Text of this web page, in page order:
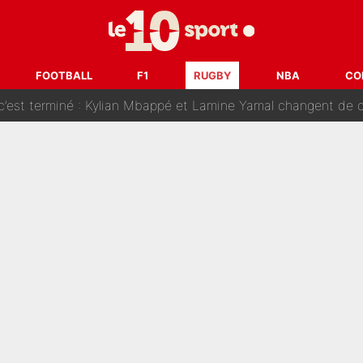
FOOTBALL F1 RUGBY NBA
Gianni Infantino ? «Il serait un mauvais président», le patron
prêt à l’écarter au PSG, la décision qui va accélérer son
: Kylian Mbappé et Lamine Yamal changent de chaîne, «le